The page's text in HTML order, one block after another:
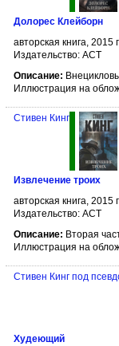
Долорес Клейборн
авторская книга, 2015
Издательство: АСТ
Описание:
Иллюстрация на
Стивен Кинг
Извлечение троих
авторская книга, 2015
Издательство: АСТ
Описание: Вторая
Иллюстрация на
Стивен Кинг под
Худеющий